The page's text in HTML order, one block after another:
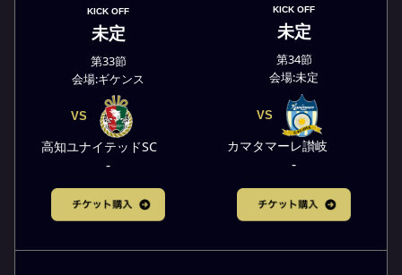
KICK OFF
未定
第33節
会場:ギケンス
VS
高知ユナイテッドSC
-
KICK OFF
未定
第34節
会場:未定
VS
カマタマーレ讃岐
-